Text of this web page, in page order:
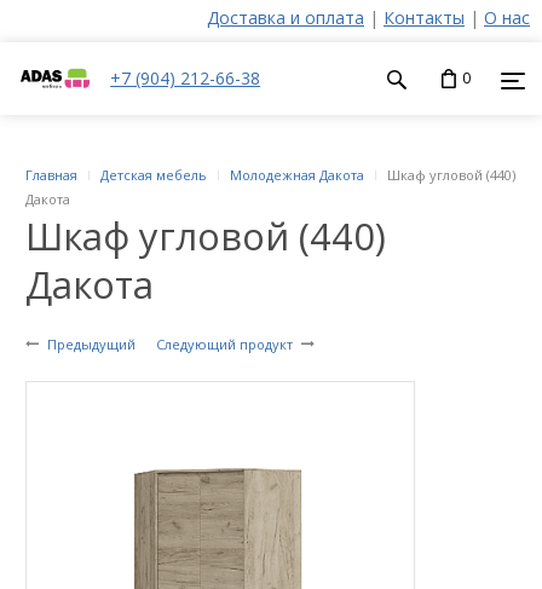
Доставка и оплата | Контакты | О нас
+7 (904) 212-66-38 0
Шкаф угловой (440)
Дакота
Предыдущий Следующий продукт
Главная Детская мебель Молодежная Дакота
Шкаф угловой (440)
Дакота